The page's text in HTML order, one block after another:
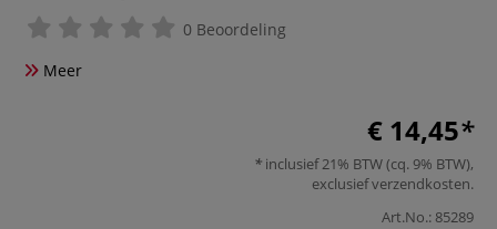
0 Beoordeling
Meer
€ 14,45
inclusief 21% BTW (cq. 9% BTW),
exclusiefverzendkosten.
Art.No.: 85289